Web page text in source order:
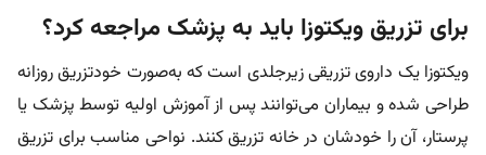
برای تزریق ویکتوزا باید به پزشک مراجعه کرد؟
ویکتوزا یک داروی تزریقی زیرجلدی است که به‌صورت خودتزریق روزانه
طراحی شده و بیماران می‌توانند پس از آموزش اولیه توسط پزشک یا
پرستار، آن را خودشان در خانه تزریق کنند. نواحی مناسب برای تزریق